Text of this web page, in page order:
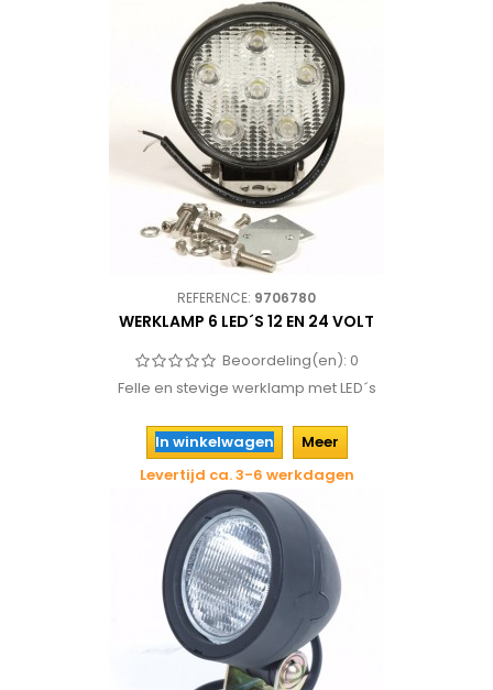
REFERENCE: 9706780
WERKLAMP 6 LED´S 12 EN 24 VOLT
Beoordeling(en): 0
Felle en stevige werklamp met LED´s
In winkelwagen
Meer
Levertijd ca. 3-6 werkdagen